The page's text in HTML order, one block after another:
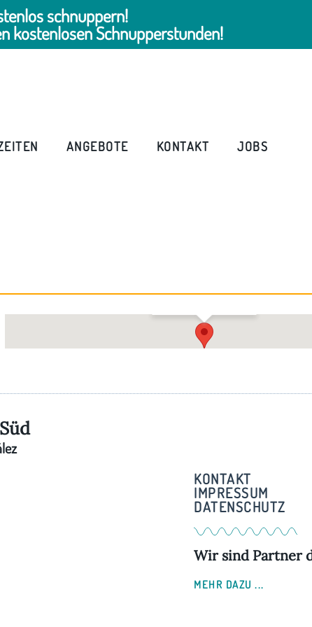
schnuppern!
kostenlosen Schnupperstunden!
ANGEBOTE KONTAKT JOBS
KONTAKT
IMPRESSUM
DATENSCHUTZ
Wir sind Partner
MEHR DAZU ...